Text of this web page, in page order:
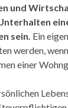
und
sein. Ein
werden,
einer